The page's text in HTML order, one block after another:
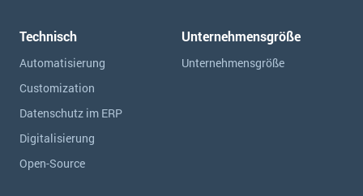
Technisch
Automatisierung
Customization
Datenschutz im ERP
Digitalisierung
Open-Source
Unternehmensgröße
Unternehmensgröße